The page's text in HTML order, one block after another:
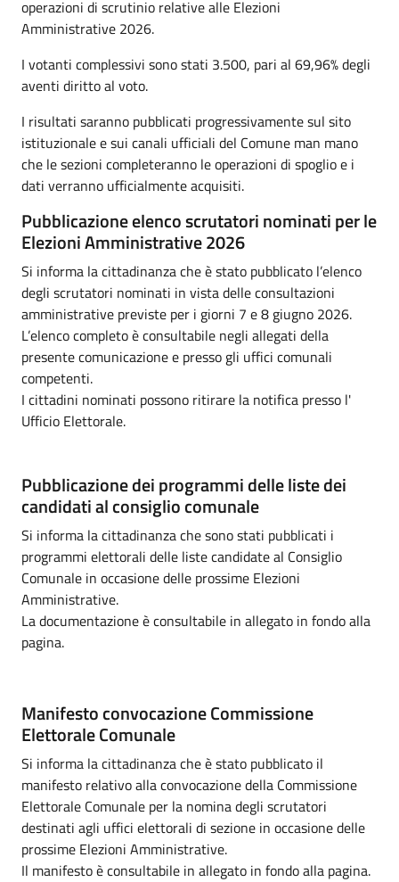
operazioni di scrutinio relative alle Elezioni
Amministrative 2026.
I votanti complessivi sono stati 3.500, pari al 69,96% degli
aventi diritto al voto.
I risultati saranno pubblicati progressivamente sul sito
istituzionale e sui canali ufficiali del Comune man mano
che le sezioni completeranno le operazioni di spoglio e i
dati verranno ufficialmente acquisiti.
Pubblicazione elenco scrutatori nominati per le
Elezioni Amministrative 2026
Si informa la cittadinanza che è stato pubblicato l’elenco
degli scrutatori nominati in vista delle consultazioni
amministrative previste per i giorni 7 e 8 giugno 2026.
L’elenco completo è consultabile negli allegati della
presente comunicazione e presso gli uffici comunali
competenti.
I cittadini nominati possono ritirare la notifica presso l'
Ufficio Elettorale.
Pubblicazione dei programmi delle liste dei
candidati al consiglio comunale
Si informa la cittadinanza che sono stati pubblicati i
programmi elettorali delle liste candidate al Consiglio
Comunale in occasione delle prossime Elezioni
Amministrative.
La documentazione è consultabile in allegato in fondo alla
pagina.
Manifesto convocazione Commissione
Elettorale Comunale
Si informa la cittadinanza che è stato pubblicato il
manifesto relativo alla convocazione della Commissione
Elettorale Comunale per la nomina degli scrutatori
destinati agli uffici elettorali di sezione in occasione delle
prossime Elezioni Amministrative.
Il manifesto è consultabile in allegato in fondo alla pagina.